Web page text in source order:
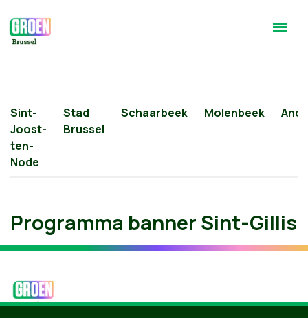
Sint-
Joost-
ten-
Node
Stad
Brussel
Schaarbeek Molenbeek
Programma banner Sint-Gillis